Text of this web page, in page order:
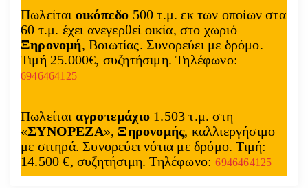
Πωλείται οικόπεδο 500 τ.μ. εκ των οποίων στα
60 τ.μ. έχει ανεγερθεί οικία, στο χωριό
Ξηρονομή, Βοιωτίας. Συνορεύει με δρόμο.
Τιμή 25.000€, συζητήσιμη. Τηλέφωνο:
6946464125
Πωλείται αγροτεμάχιο 1.503 τ.μ. στη
«ΣΥΝΟΡΕΖΑ», Ξηρονομής, καλλιεργήσιμο
με σιτηρά. Συνορεύει νότια με δρόμο. Τιμή:
14.500 €, συζητήσιμη. Τηλέφωνο:6946464125